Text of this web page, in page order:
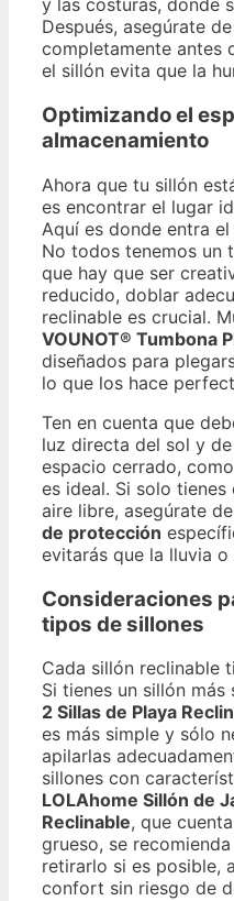
y las costuras, donde
Después, asegúrate
completamente antes
el sillón evita que la
Optimizando el
almacenamiento
Ahora que tu sillón
es encontrar el lugar
Aquí es donde entra
No todos tenemos un
que hay que ser
reducido, doblar
reclinable es crucial.
VOUNOT® Tumbona
diseñados para
lo que los hace
Ten en cuenta que
luz directa del sol y
espacio cerrado,
es ideal. Si solo
aire libre, asegúrate
de protección
evitarás que la lluvia
Consideraciones
tipos de sillones
Cada sillón reclinable
Si tienes un sillón más
2 Sillas de Playa
es más simple y sólo
apilarlas
sillones con
LOLAhome Sillón de
Reclinable, que
grueso, se
retirarlo si es posible,
confort sin riesgo de